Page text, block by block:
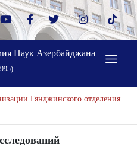
Наук Азербайджана
Гянджинского отделения